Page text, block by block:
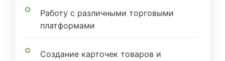
Работу с различными торговыми
платформами
Создание карточек товаров и